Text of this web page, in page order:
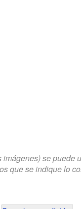
se puede
que se indique lo